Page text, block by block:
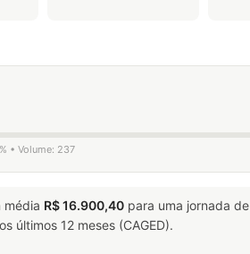
• Volume: 237
média R$ 16.900,40 para uma jornada de
últimos 12 meses (CAGED).